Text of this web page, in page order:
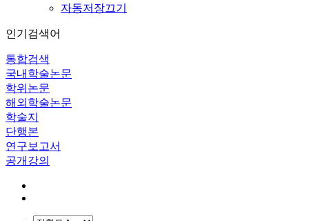
자동저장끄기
인기검색어
통합검색
국내학술논문
학위논문
해외학술논문
학술지
단행본
연구보고서
공개강의